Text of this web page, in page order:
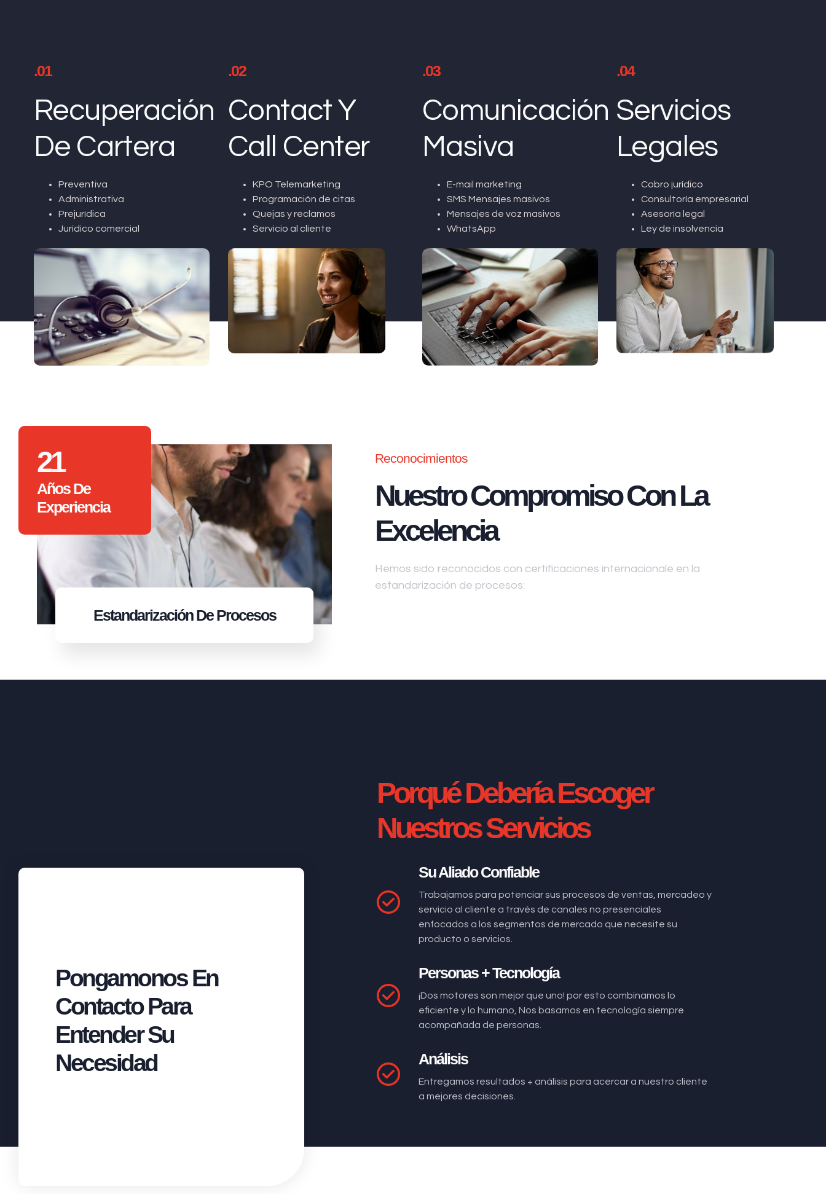
.01
Recuperación
De Cartera
Preventiva
Administrativa
Prejurídica
Jurídico comercial
.02
Contact Y
Call Center
KPO Telemarketing
Programación de citas
Quejas y reclamos
Servicio al cliente
.03
Comunicación
Masiva
E-mail marketing
SMS Mensajes masivos
Mensajes de voz masivos
WhatsApp
.04
Servicios
Legales
Cobro jurídico
Consultoría empresarial
Asesoría legal
Ley de insolvencia
21
Años De
Experiencia
EstandarizaciónDe Procesos
Reconocimientos
Nuestro Compromiso Con La
Excelencia
Hemos sido reconocidos con certificaciones internacionale en la
estandarización de procesos:
Pongamonos En
Contacto Para
Entender Su
Necesidad
Porqué Debería Escoger
Nuestros Servicios
Su Aliado Confiable
Trabajamos para potenciar sus procesos de ventas, mercadeo y
servicio al cliente a través de canales no presenciales
enfocados a los segmentos de mercado que necesite su
producto o servicios.
Personas + Tecnología
¡Dos motores son mejor que uno! por esto combinamos lo
eficiente y lo humano, Nos basamos en tecnología siempre
acompañada de personas.
Análisis
Entregamos resultados + análisis para acercar a nuestro cliente
a mejores decisiones.